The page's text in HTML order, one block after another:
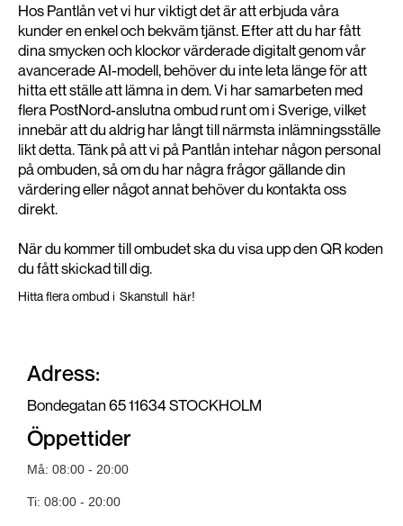
Hos Pantlån vet vi hur viktigt det är att erbjuda våra
kunder en enkel och bekväm tjänst. Efter att du har fått
dina smycken och klockor värderade digitalt genom vår
avancerade AI-modell, behöver du inte leta länge för att
hitta ett ställe att lämna in dem. Vi har samarbeten med
flera PostNord-anslutna ombud runt om i Sverige, vilket
innebär att du aldrig har långt till närmsta inlämningsställe
likt detta. Tänk på att vi på Pantlån intehar någon personal
på ombuden, så om du har några frågor gällande din
värdering eller något annat behöver du kontakta oss
direkt.
När du kommer till ombudet ska du visa upp den QR koden
du fått skickad till dig.
Hitta flera ombud i Skanstull här!
Adress:
Bondegatan 65 11634 STOCKHOLM
Öppettider
Må: 08:00 - 20:00
Ti: 08:00 - 20:00